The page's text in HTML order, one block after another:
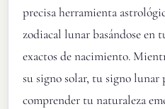
precisa herramienta
zodiacal lunar basándose en
exactos de nacimiento.
su signo solar, tu signo lunar
comprender tu naturaleza